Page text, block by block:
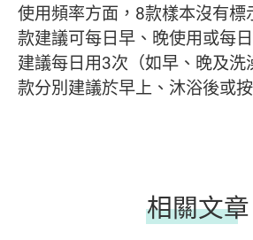
使用頻率方面，8款樣本沒有標
款建議可每日早、晚使用或每
建議每日用3次（如早、晚及洗
款分別建議於早上、沐浴後或
相關文章